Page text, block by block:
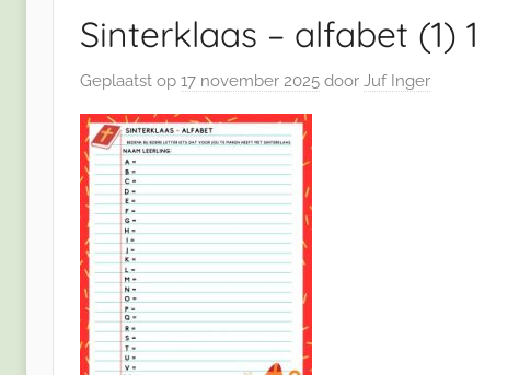
Sinterklaas – alfabet (1) 1
Geplaatst op 17 november 2025 door Juf Inger